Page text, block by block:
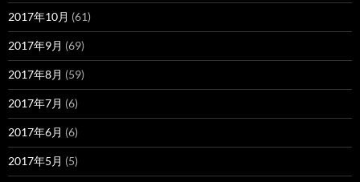
2017年10月 (61)
2017年9月 (69)
2017年8月 (59)
2017年7月 (6)
2017年6月 (6)
2017年5月 (5)